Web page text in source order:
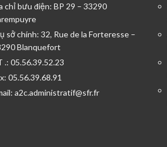
chỉ bưu điện: BP 29 – 33290
sở chính: 32, Rue de la Forteresse –
Blanquefort
.: 05.56.39.52.23
05.56.39.68.91
a2c.administratif@sfr.fr